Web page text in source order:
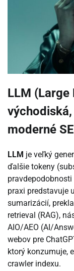
LLM (Large
moderné
LLM je veľký
ďalšie tokeny
praxi predstavuje
sumarizácií,
retrieval (RAG),
AIO/AEO (AI/
webov pre
ktorý konzumuje,
crawler indexu.